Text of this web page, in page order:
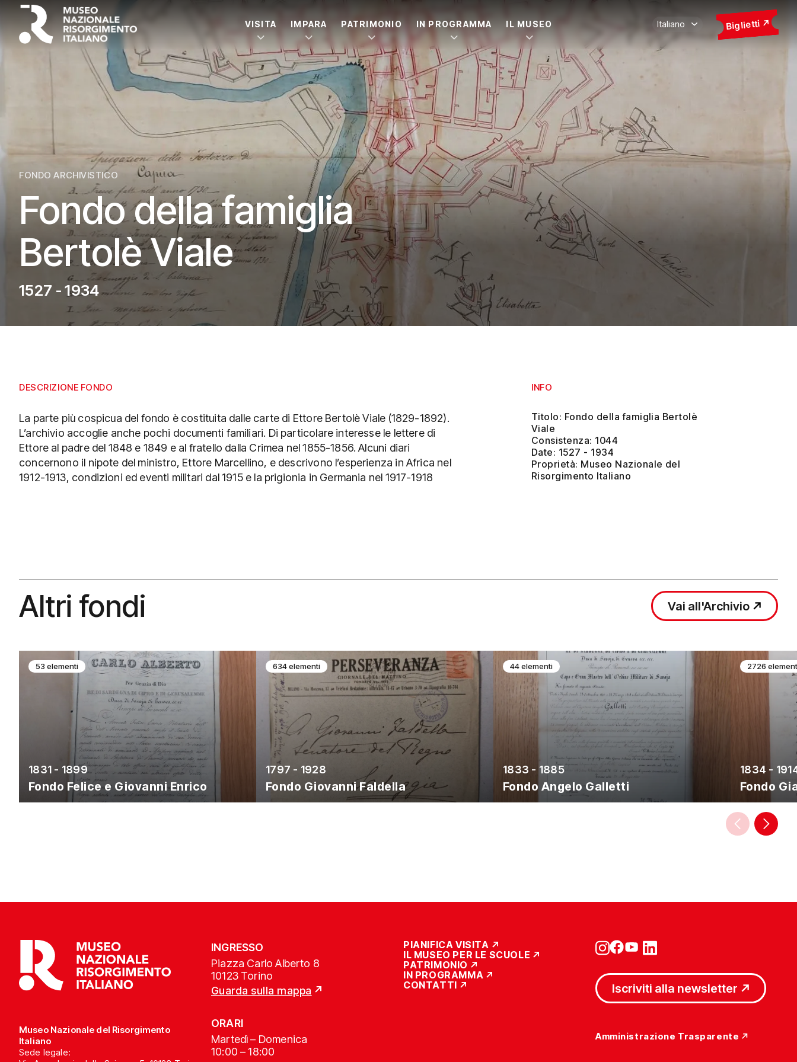
VISITA IMPARA PATRIMONIO IN PROGRAMMA IL MUSEO Biglietti
FONDO ARCHIVISTICO
Fondo della famiglia
Bertolè Viale
1527 - 1934
DESCRIZIONE FONDO
La parte più cospicua del fondo è costituita dalle carte di Ettore Bertolè Viale (1829-1892).
L’archivio accoglie anche pochi documenti familiari. Di particolare interesse le lettere di
Ettore al padre del 1848 e 1849 e al fratello dalla Crimea nel 1855-1856. Alcuni diari
concernono il nipote del ministro, Ettore Marcellino, e descrivono l’esperienza in Africa nel
1912-1913, condizioni ed eventi militari dal 1915 e la prigionia in Germania nel 1917-1918
INFO
Titolo: Fondo della famiglia Bertolè
Viale
Consistenza: 1044
Date: 1527 - 1934
Proprietà: Museo Nazionale del
Risorgimento Italiano
Altri fondi Vai all'Archivio
53 elementi
1831 - 1899
Fondo Felice e Giovanni Enrico
634 elementi
1797 - 1928
Fondo Giovanni Faldella
44 elementi
1833 - 1885
Fondo Angelo Galletti
2726
1834 -
Fondo
Museo Nazionale del Risorgimento
Italiano
Sede legale:
INGRESSO
Piazza Carlo Alberto 8
10123 Torino
Guarda sulla mappa
ORARI
Martedì – Domenica
10:00 – 18:00
PIANIFICA VISITA
IL MUSEO PER LE SCUOLE
PATRIMONIO
IN PROGRAMMA
CONTATTI
Iscriviti alla newsletter
Amministrazione Trasparente